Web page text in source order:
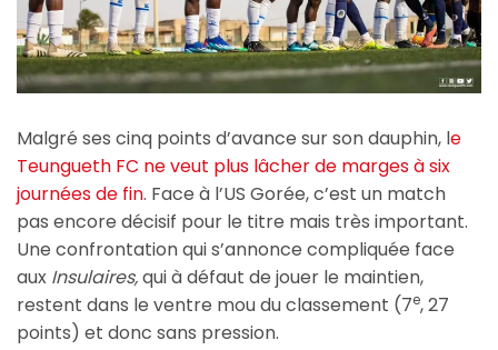
Malgré ses cinq points d’avance sur son dauphin, le
Teungueth FC ne veut plus lâcher de marges à six
journées de fin. Face à l’US Gorée, c’est un match
pas encore décisif pour le titre mais très important.
Une confrontation qui s’annonce compliquée face
aux Insulaires,qui à défaut de jouer le maintien,
restent dans le ventre mou du classement (7e, 27
points) et donc sans pression.